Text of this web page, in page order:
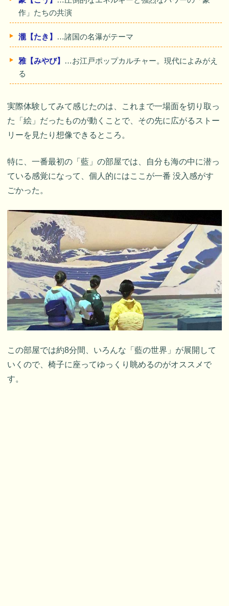
作」たちの共演
瀧【たき】 …諸国の名瀑がテーマ
雅【みやび】 …お江戸ポップカルチャー。現代によみがえ
る
実際体験してみて感じたのは、これまで一場面を切り取っ
た「絵」だったものが動くことで、その先に広がるストー
リーを見たり想像できるところ。
特に、一番最初の「藍」の部屋では、自分も海の中に潜っ
ている感覚になって、個人的にはここが一番 没入感がす
ごかった。
この部屋では約8分間、いろんな「藍の世界」が展開して
いくので、椅子に座ってゆっくり眺めるのがオススメで
す。